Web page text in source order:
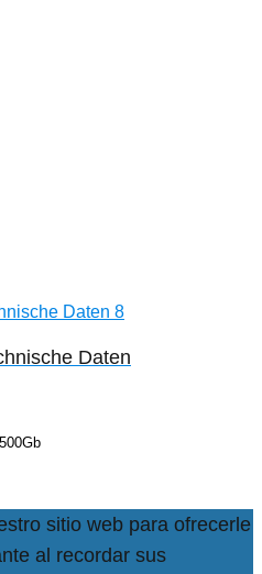
Daten
sitio web para ofrecerle
al recordar sus